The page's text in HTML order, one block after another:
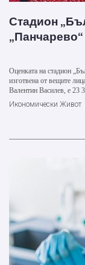
Стадион
Оценката на стадион
изготвена от вещите
Валентин Василев, е 23
Икономически Живот